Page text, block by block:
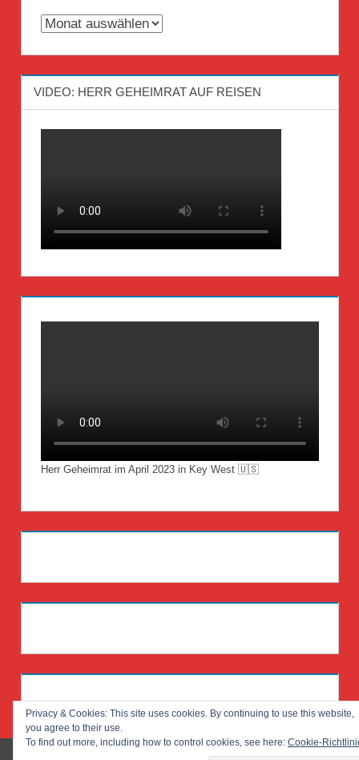
Privacy & Cookies: This site uses cookies. By continuing to use this website,
you agree to their use.
To find out more, including how to control cookies, see here: Cookie-
Archiv
VIDEO: HERR GEHEIMRAT AUF REISEN
Herr Geheimrat im April 2023 in Key West 🇺🇸